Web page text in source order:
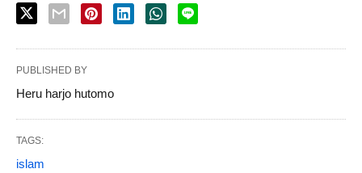
PUBLISHED BY
Heru harjo hutomo
TAGS:
islam